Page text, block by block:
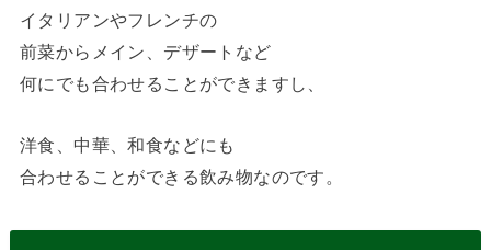
イタリアンやフレンチの
前菜からメイン、デザートなど
何にでも合わせることができますし、
洋食、中華、和食などにも
合わせることができる飲み物なのです。